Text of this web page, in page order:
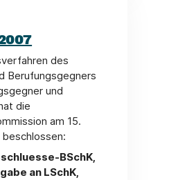
des
Berufungsgegners
und
die
am 15.
BSchK,
an LSchK,